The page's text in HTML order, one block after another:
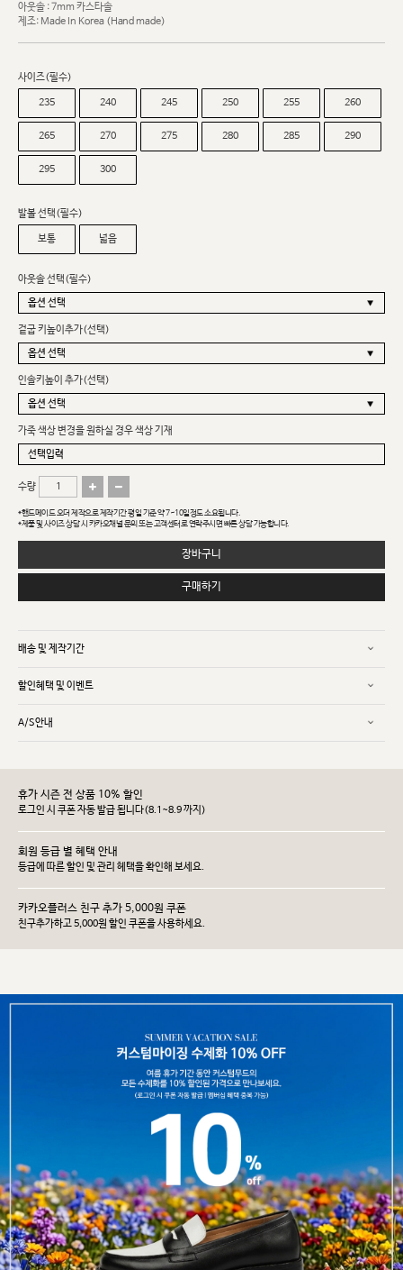
아웃솔 : 7mm 카스타솔
제조: Made In Korea (Hand made)
사이즈(필수)
235 240 245 250 255 260
265 270 275 280 285 290
295 300
발볼 선택(필수)
보통 넓음
아웃솔 선택(필수)
겉굽 키높이추가(선택)
인솔키높이 추가(선택)
가죽 색상 변경을 원하실 경우 색상 기재
수량
*핸드메이드 오더 제작으로 제작기간 평일 기준 약 7~10일정도 소요됩니다.
*제품 및 사이즈 상담 시 카카오채널 문의 또는 고객센터로 연락주시면 빠른 상담 가능합니다.
장바구니
구매하기
배송 및 제작기간
할인혜택 및 이벤트
A/S안내
휴가 시즌 전 상품 10% 할인
로그인 시 쿠폰 자동 발급 됩니다(8.1~8.9 까지)
회원 등급 별 혜택 안내
등급에 따른 할인 및 관리 헤택을 확인해 보세요.
카카오플러스 친구 추가 5,000원 쿠폰
친구추가하고 5,000원 할인 쿠폰을 사용하세요.